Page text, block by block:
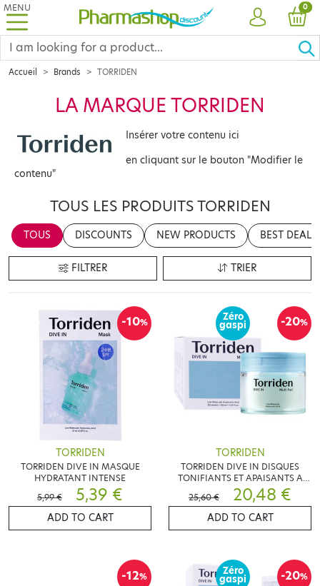
MENU
ACCOUNT
0
Accueil Brands TORRIDEN
LA MARQUE TORRIDEN
Insérer votre contenu ici
en cliquant sur le bouton "Modifier le
contenu"
TOUS LES PRODUITS TORRIDEN
TOUS DISCOUNTS NEW PRODUCTS BEST DEALS
FILTRER TRIER
-10%
TORRIDEN
TORRIDEN DIVE IN MASQUE
HYDRATANT INTENSE
5,99 €
5,39 €
ADD TO CART
-20%
Zéro
gaspi
TORRIDEN
TORRIDEN DIVE IN DISQUES
TONIFIANTS ET APAISANTS A
L'ACIDE HYALURONIQUE
25,60 € 20,48 €
ADD TO CART
-12% -20%
Zéro
gaspi